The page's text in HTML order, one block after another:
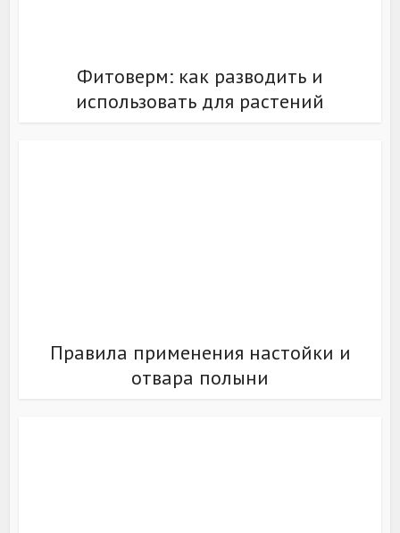
Фитоверм: как разводить и
использовать для растений
Правила применения настойки и
отвара полыни